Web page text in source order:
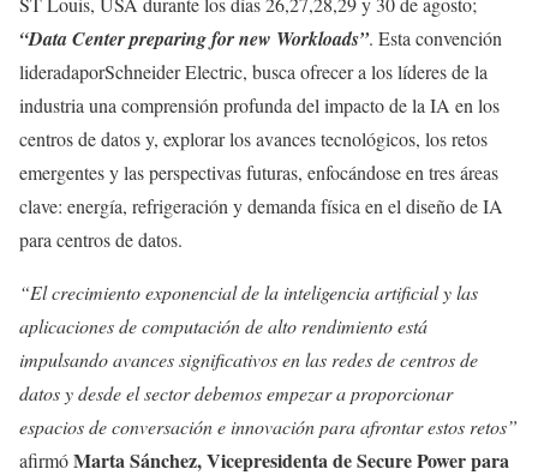
“Data Center preparing for new Workloads”. Esta convención
lideradaporSchneider Electric, busca ofrecer a los líderes de la
industria una comprensión profunda del impacto de la IA en los
centros de datos y, explorar los avances tecnológicos, los retos
emergentes y las perspectivas futuras, enfocándose en tres áreas
clave: energía, refrigeración y demanda física en el diseño de IA
para centros de datos.
“El crecimiento exponencial de la inteligencia artificial y las
aplicaciones de computación de alto rendimiento está
impulsando avances significativos en las redes de centros de
datos y desde el sector debemos empezar a proporcionar
espacios de conversación e innovación para afrontar estos retos”
afirmóMarta Sánchez, Vicepresidenta de Secure Power para